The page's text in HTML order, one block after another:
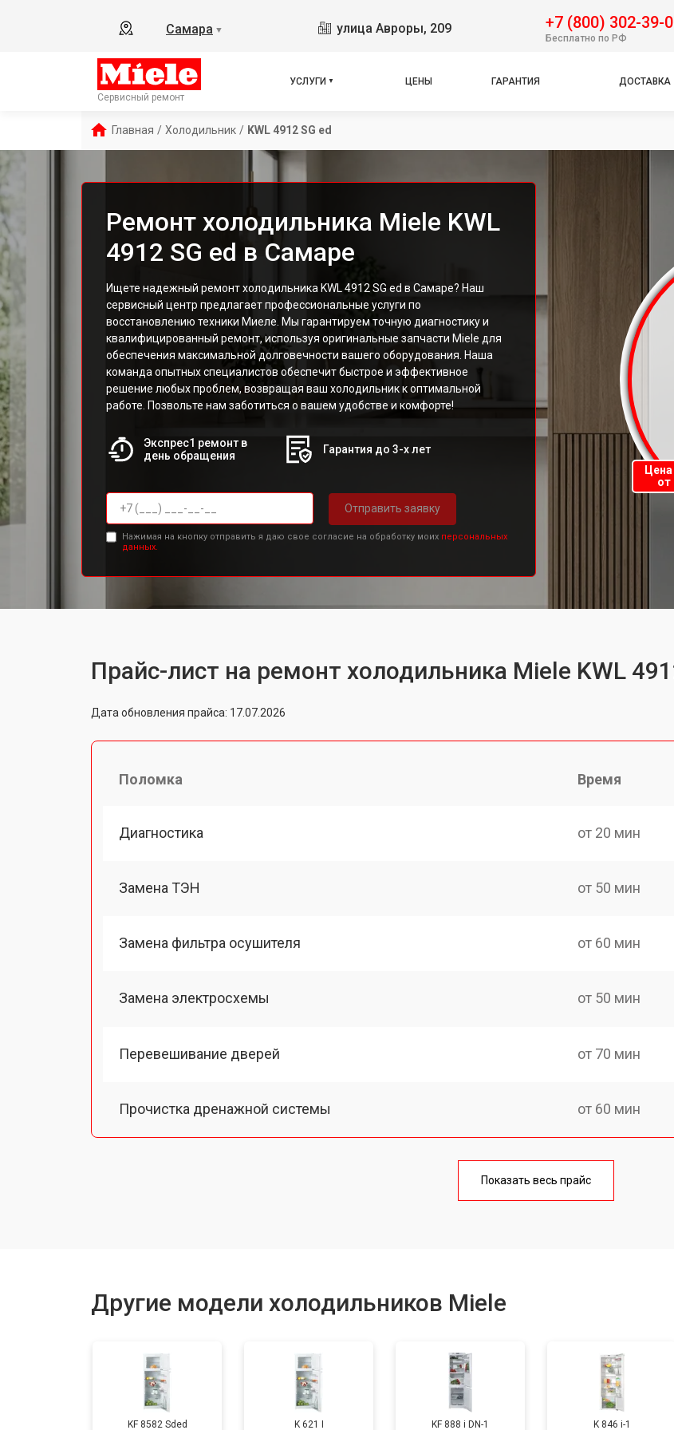
Самара ▼ улица Авроры, 209 +7 (800) 302-39-
Бесплатно по РФ
Сервисный ремонт
УСЛУГИ ЦЕНЫ ГАРАНТИЯ ДОСТАВКА
Главная / Холодильник / KWL 4912 SG ed
Ремонт холодильника Miele KWL
4912 SG ed в Самаре
Ищете надежный ремонт холодильника KWL 4912 SG ed в Самаре? Наш
сервисный центр предлагает профессиональные услуги по
восстановлению техники Миеле. Мы гарантируем точную диагностику и
квалифицированный ремонт, используя оригинальные запчасти Miele для
обеспечения максимальной долговечности вашего оборудования. Наша
команда опытных специалистов обеспечит быстрое и эффективное
решение любых проблем, возвращая ваш холодильник к оптимальной
работе. Позвольте нам заботиться о вашем удобстве и комфорте!
Экспрес1 ремонт в
день обращения
Гарантия до 3-х лет
Отправить заявку
Нажимая на кнопку отправить я даю свое согласие на обработку моих персональных
данных.
от
Прайс-лист на ремонт холодильника Miele KWL
Дата обновления прайса: 17.07.2026
Поломка Время
Диагностика от 20 мин
Замена ТЭН от 50 мин
Замена фильтра осушителя от 60 мин
Замена электросхемы от 50 мин
Перевешивание дверей от 70 мин
Прочистка дренажной системы от 60 мин
от 60 мин
Замена таймера от 70 мин
Показать весь прайс
Другие модели холодильников Miele
KF 8582 Sded K 621 I KF 888 i DN-1 K 846 i-1